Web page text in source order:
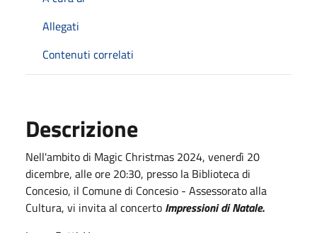
Allegati
Contenuti correlati
Descrizione
Nell'ambito di Magic Christmas 2024, venerdì 20
dicembre, alle ore 20:30, presso la Biblioteca di
Concesio, il Comune di Concesio - Assessorato alla
Cultura, vi invita al concerto Impressioni di Natale.